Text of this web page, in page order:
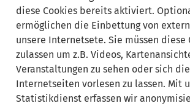
diese Cookies bereits aktiviert.
ermöglichen die Einbettung von
unsere Internetsete. Sie müssen diese
zulassen um z.B. Videos,
Veranstaltungen zu sehen oder sich
Internetseiten vorlesen zu lassen. Mit
Statistikdienst erfassen wir